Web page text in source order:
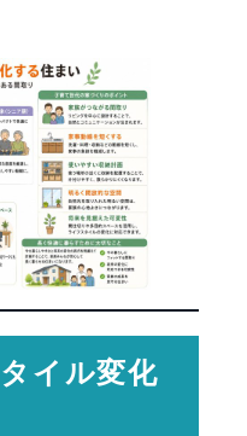
イル変化